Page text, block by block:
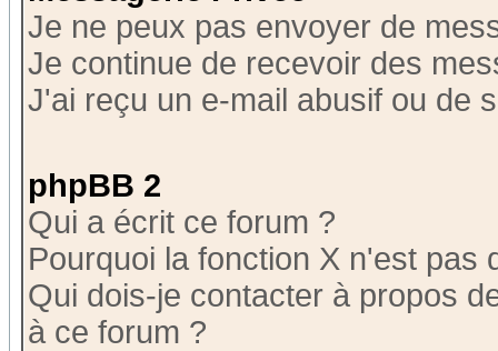
Je ne peux pas envoyer de
Je continue de recevoir des
J'ai reçu un e-mail abusif ou de
phpBB 2
Qui a écrit ce forum ?
Pourquoi la fonction X n'est pas
Qui dois-je contacter à propos
à ce forum ?